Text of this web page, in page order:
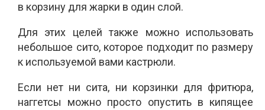
в корзину для жарки в один слой.
Для этих целей также можно использовать
небольшое сито, которое подходит по размеру
к используемой вами кастрюли.
Если нет ни сита, ни корзинки для фритюра,
наггетсы можно просто опустить в кипящее